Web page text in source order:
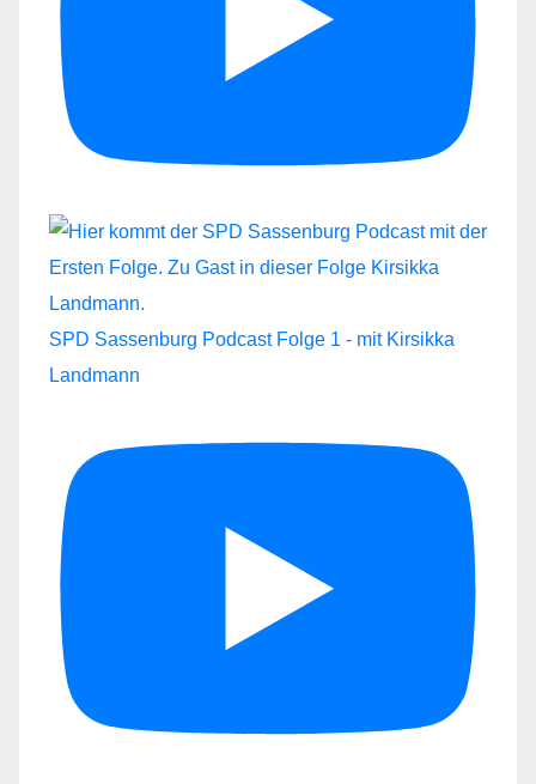
SPD Sassenburg Podcast Folge 1 - mit Kirsikka
Landmann